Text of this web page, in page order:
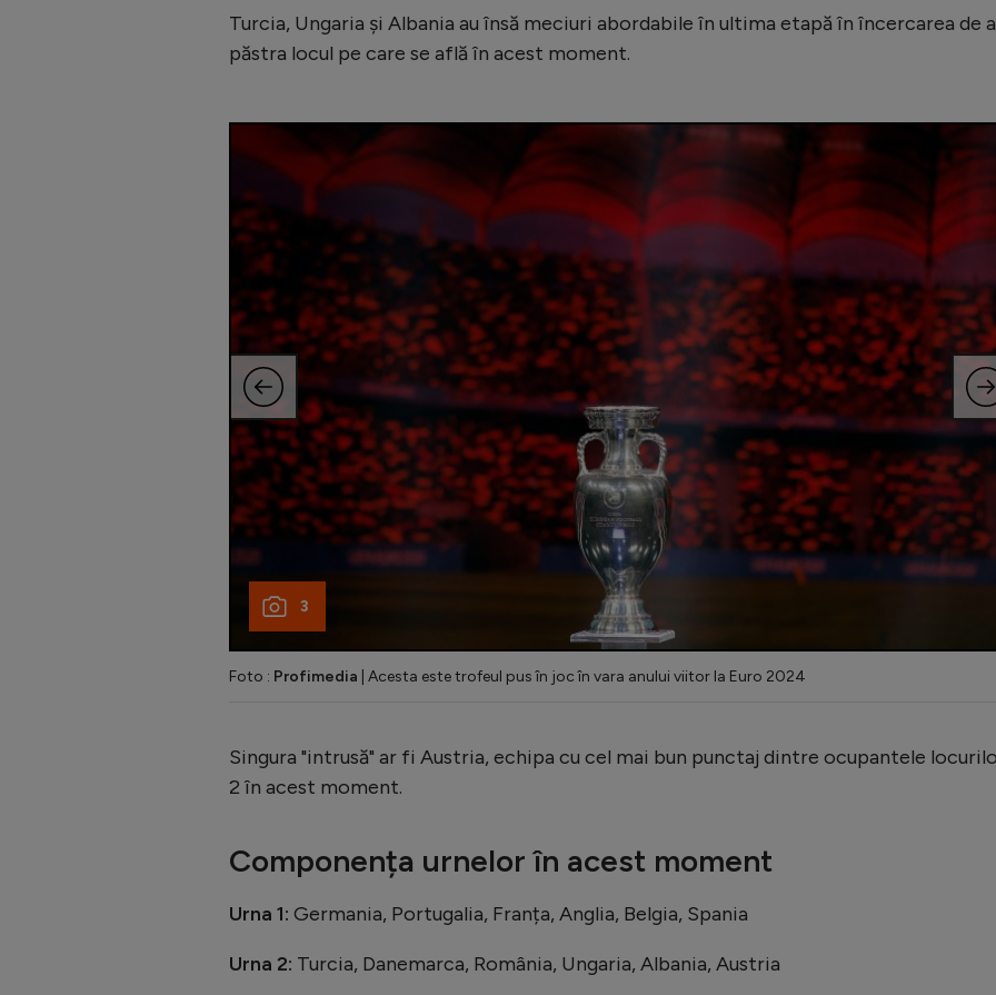
Turcia, Ungaria și Albania au însă meciuri abordabile în ultima etapă în încercarea de
păstra locul pe care se află în acest moment.
3
Foto : Profimedia | Acesta este trofeul pus în joc în vara anului viitor la Euro 2024
Singura "intrusă" ar fi Austria, echipa cu cel mai bun punctaj dintre ocupantele
2 în acest moment.
Componența urnelor în acest moment
Urna 1: Germania, Portugalia, Franța, Anglia, Belgia, Spania
Urna 2: Turcia, Danemarca, România, Ungaria, Albania, Austria